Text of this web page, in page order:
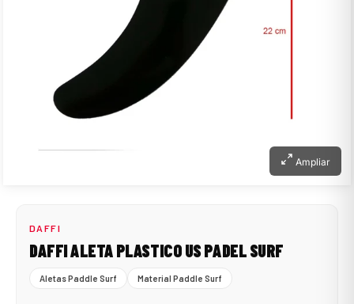
Ampliar
DAFFI
DAFFI ALETA PLASTICO US PADEL SURF
Aletas Paddle Surf Material Paddle Surf